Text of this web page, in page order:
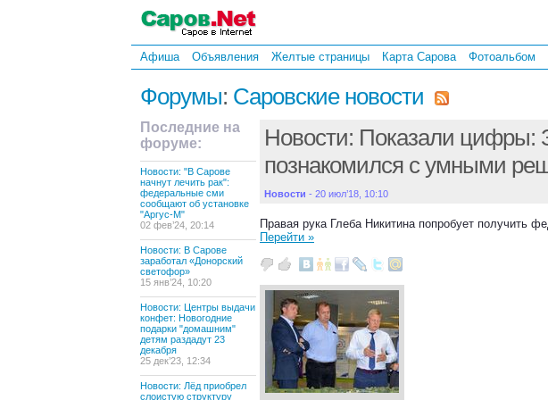
Афиша Объявления Желтые страницы Карта Сарова Фотоальбом
Форумы: Саровские новости
Последние на
форуме:
Новости: "В Сарове
начнут лечить рак":
федеральные сми
сообщают об установке
"Аргус-М"
02 фев’24, 20:14
Новости: В Сарове
заработал «Донорский
светофор»
15 янв’24, 10:20
Новости: Центры выдачи
конфет: Новогодние
подарки "домашним"
детям раздадут 23
декабря
25 дек’23, 12:34
Новости: Лёд приобрел
слоистую структуру
Новости: Показали цифры:
познакомился с умными
Новости - 20 июл’18, 10:10
Правая рука Глеба Никитина попробует получить
Перейти »